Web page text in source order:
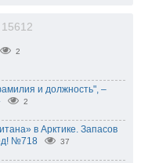
15612
2
и должность", –
2
в Арктике. Запасов
№718
37